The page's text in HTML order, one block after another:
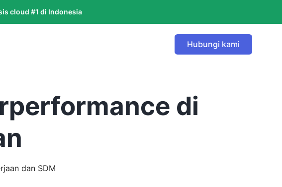
cloud #1 di Indonesia
Hubungi kami
di
dan SDM